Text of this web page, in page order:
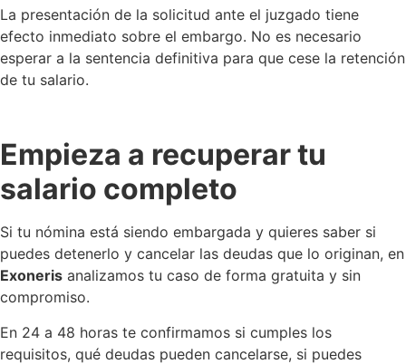
La presentación de la solicitud ante el juzgado tiene
efecto inmediato sobre el embargo. No es necesario
esperar a la sentencia definitiva para que cese la retención
de tu salario.
Empieza a recuperar tu
salario completo
Si tu nómina está siendo embargada y quieres saber si
puedes detenerlo y cancelar las deudas que lo originan, en
Exoneris analizamos tu caso de forma gratuita y sin
compromiso.
En 24 a 48 horas te confirmamos si cumples los
requisitos, qué deudas pueden cancelarse, si puedes